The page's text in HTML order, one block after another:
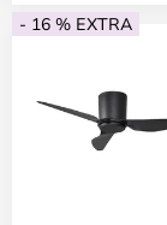
- 16 % EXTRA